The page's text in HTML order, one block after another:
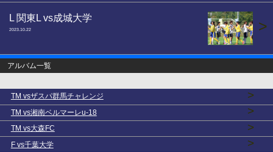
L 関東L vs成城大学
2023.10.22 >
アルバム一覧
TM vsザスパ群馬チャレンジ >
TM vs湘南ベルマーレu-18 >
TM vs大森FC >
F vs千葉大学 >